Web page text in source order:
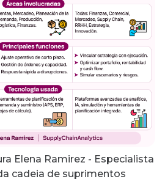
Elena Ramirez - Especialista
cadeia de suprimentos